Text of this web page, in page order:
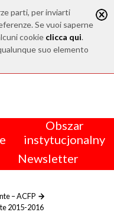
parti, per inviarti
Se vuoi saperne
cookie clicca qui.
suo elemento
Obszar
instytucjonalny
Newsletter
– ACFP
2015-2016